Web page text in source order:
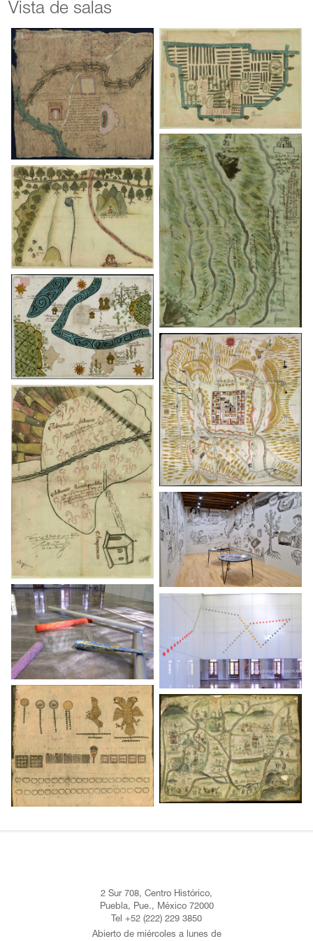
Vista de salas
2 Sur 708, Centro Histórico,
Puebla, Pue., México 72000
Tel +52 (222) 229 3850
Abierto de miércoles a lunes de